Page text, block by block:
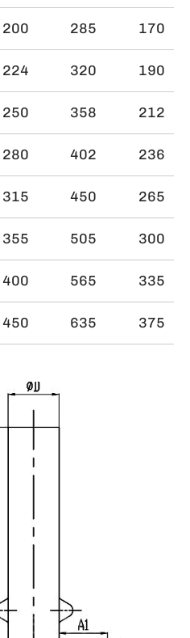
200 285 170
224 320 190
250 358 212
280 402 236
315 450 265
355 505 300
400 565 335
450 635 375